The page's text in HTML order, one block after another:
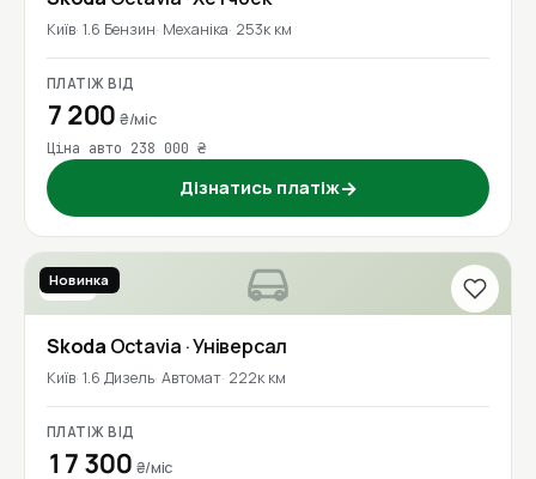
Київ 1.6 Бензин Механіка 253к км
ПЛАТІЖ ВІД
7 200₴/міс
Ціна авто 238 000 ₴
Дізнатись платіж→
2018
Новинка
Skoda Octavia · Універсал
Київ 1.6 Дизель Автомат 222к км
ПЛАТІЖ ВІД
17 300 ₴/міс